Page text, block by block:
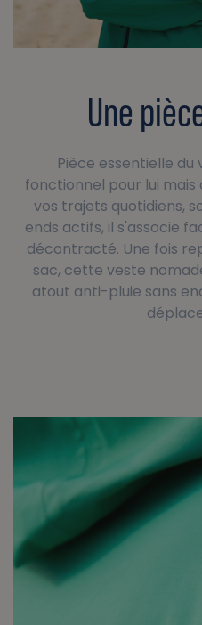
Une
Pièce essentielle
fonctionnel pour lui mais
vos trajets quotidiens,
ends actifs, il s'associe
décontracté. Une fois
sac, cette veste
atout anti-pluie sans